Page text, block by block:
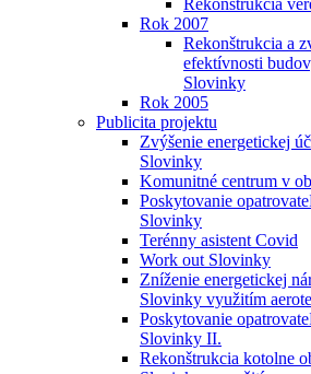
Rekonštrukcia
Rok 2007
Rekonštrukcia a
efektívnosti
Slovinky
Rok 2005
Publicita projektu
Zvýšenie energetickej
Slovinky
Komunitné centrum v
Poskytovanie
Slovinky
Terénny asistent Covid
Work out Slovinky
Zníženie energetickej
Slovinky využitím
Poskytovanie
Slovinky II.
Rekonštrukcia kotolne